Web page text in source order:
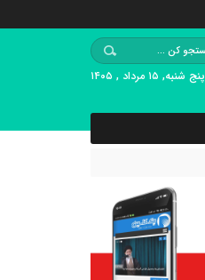
پنج شنبه, ۱۵ مرداد , ۱۴۰۵